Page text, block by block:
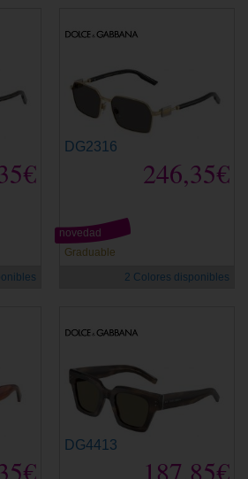
DG2316
246,35€
Graduable
novedad
2 Colores disponibles
DG4413
187,85€